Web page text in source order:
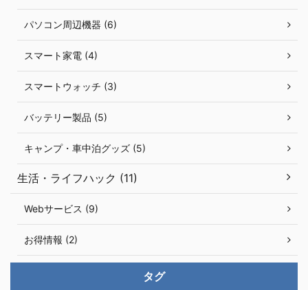
パソコン周辺機器 (6)
スマート家電 (4)
スマートウォッチ (3)
バッテリー製品 (5)
キャンプ・車中泊グッズ (5)
生活・ライフハック (11)
Webサービス (9)
お得情報 (2)
タグ